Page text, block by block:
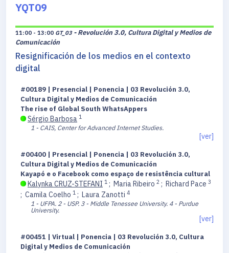
YQT09
11:00 - 13:00 GT_03 - Revolución 3.0, Cultura Digital y Medios de
Comunicación
Resignificación de los medios en el contexto
digital
#00189 | Presencial | Ponencia | 03 Revolución 3.0,
Cultura Digital y Medios de Comunicación
The rise of Global South WhatsAppers
Sérgio Barbosa 1
1 - CAIS, Center for Advanced Internet Studies.
[ver]
#00400 | Presencial | Ponencia | 03 Revolución 3.0,
Cultura Digital y Medios de Comunicación
Kayapó e o Facebook como espaço de resistência cultural
Kalynka CRUZ-STEFANI 1 ; Maria Ribeiro 2 ; Richard Pace 3
; Camila Coelho 1 ; Laura Zanotti 4
1 - UFPA. 2 - USP. 3 - Middle Tenessee University. 4 - Purdue
University.
[ver]
#00451 | Virtual | Ponencia | 03 Revolución 3.0, Cultura
Digital y Medios de Comunicación